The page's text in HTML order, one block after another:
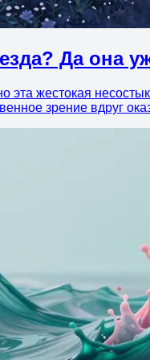
Да она
эта жестокая
зрение вдруг